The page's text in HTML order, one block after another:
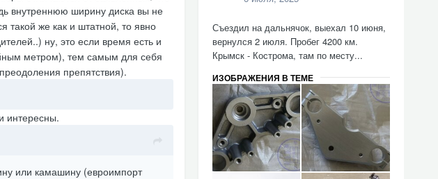
внутреннюю ширину диска вы не
же как и штатной, то явно
ну, это если время есть и
метром), тем самым для себя
препятствия).
интересны.
или камашину (евроимпорт
Съездил на дальнячок, выехал 10 июня,
вернулся 2 июля. Пробег 4200 км.
Крымск - Кострома, там по месту...
ИЗОБРАЖЕНИЯ В ТЕМЕ